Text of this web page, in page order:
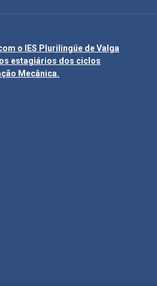
o IES Plurilingüe de Valga
estagiários dos ciclos
Mecânica.